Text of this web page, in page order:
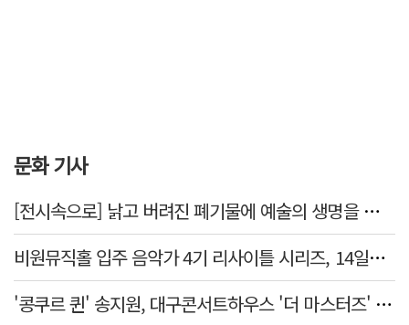
문화 기사
[전시속으로] 낡고 버려진 폐기물에 예술의 생명을 불어넣다…김결수 개인전
비원뮤직홀 입주 음악가 4기 리사이틀 시리즈, 14일부터 6주간 개최
'콩쿠르 퀸' 송지원, 대구콘서트하우스 '더 마스터즈' 무대 오른다